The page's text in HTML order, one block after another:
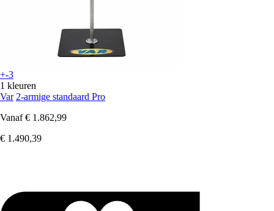
+-3
1 kleuren
Var 2-armige standaard Pro
Vanaf € 1.862,99
€ 1.490,39